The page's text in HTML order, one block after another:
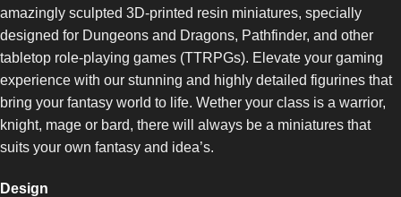
amazingly sculpted 3D-printed resin miniatures, specially
designed for Dungeons and Dragons, Pathfinder, and other
tabletop role-playing games (TTRPGs). Elevate your gaming
experience with our stunning and highly detailed figurines that
bring your fantasy world to life. Wether your class is a warrior,
knight, mage or bard, there will always be a miniatures that
suits your own fantasy and idea’s.
Design